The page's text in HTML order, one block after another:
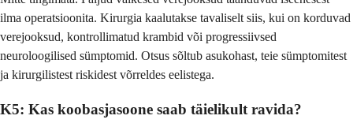
ilma operatsioonita. Kirurgia kaalutakse tavaliselt siis, kui on korduvad
verejooksud, kontrollimatud krambid või progressiivsed
neuroloogilised sümptomid. Otsus sõltub asukohast, teie sümptomitest
ja kirurgilistest riskidest võrreldes eelistega.
K5: Kas koobasjasoone saab täielikult ravida?